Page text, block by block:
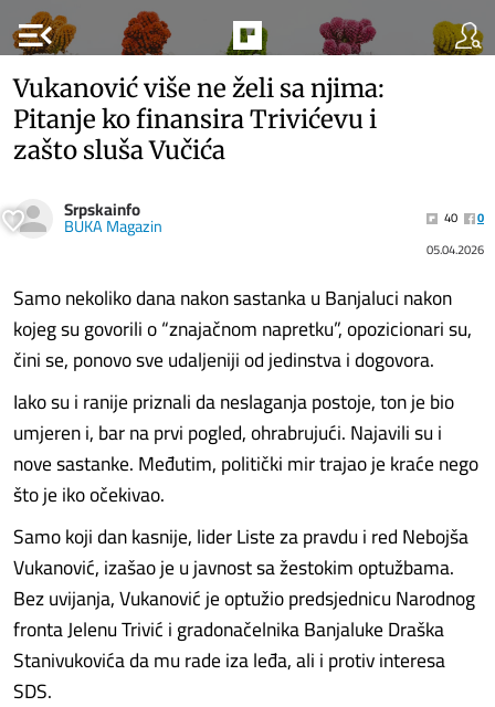
menu_open
Vukanović više ne želi sa njima:
Pitanje ko finansira Trivićevu i
zašto sluša Vučića
Srpskainfo
BUKA Magazin 40
0
05.04.2026
Samo nekoliko dana nakon sastanka u Banjaluci nakon
kojeg su govorili o “znajačnom napretku”, opozicionari su,
čini se, ponovo sve udaljeniji od jedinstva i dogovora.
Iako su i ranije priznali da neslaganja postoje, ton je bio
umjeren i, bar na prvi pogled, ohrabrujući. Najavili su i
nove sastanke. Međutim, politički mir trajao je kraće nego
što je iko očekivao.
Samo koji dan kasnije, lider Liste za pravdu i red Nebojša
Vukanović, izašao je u javnost sa žestokim optužbama.
Bez uvijanja, Vukanović je optužio predsjednicu Narodnog
fronta Jelenu Trivić i gradonačelnika Banjaluke Draška
Stanivukovića da mu rade iza leđa, ali i protiv interesa
SDS.